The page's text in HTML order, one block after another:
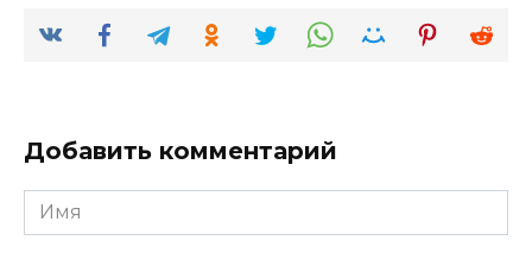
Добавить комментарий
Имя
*